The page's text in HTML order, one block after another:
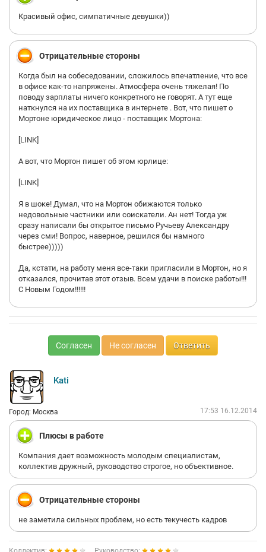
Красивый офис, симпатичные девушки))
Отрицательные стороны
Когда был на собеседовании, сложилось впечатление, что все
в офисе как-то напряжены. Атмосфера очень тяжелая! По
поводу зарплаты ничего конкретного не говорят. А тут еще
наткнулся на их поставщика в интернете . Вот, что пишет о
Мортоне юридическое лицо - поставщик Мортона:
[LINK]
А вот, что Мортон пишет об этом юрлице:
[LINK]
Я в шоке! Думал, что на Мортон обижаются только
недовольные частники или соискатели. Ан нет! Тогда уж
сразу написали бы открытое письмо Ручьеву Александру
через сми! Вопрос, наверное, решился бы намного
быстрее)))))
Да, кстати, на работу меня все-таки пригласили в Мортон, но я
отказался, прочитав этот отзыв. Всем удачи в поиске работы!!!
С Новым Годом!!!!!!
Согласен Не согласен Ответить
Kati
Город: Москва 17:53 16.12.2014
Плюсы в работе
Компания дает возможность молодым специалистам,
коллектив дружный, руководство строгое, но объективное.
Отрицательные стороны
не заметила сильных проблем, но есть текучесть кадров